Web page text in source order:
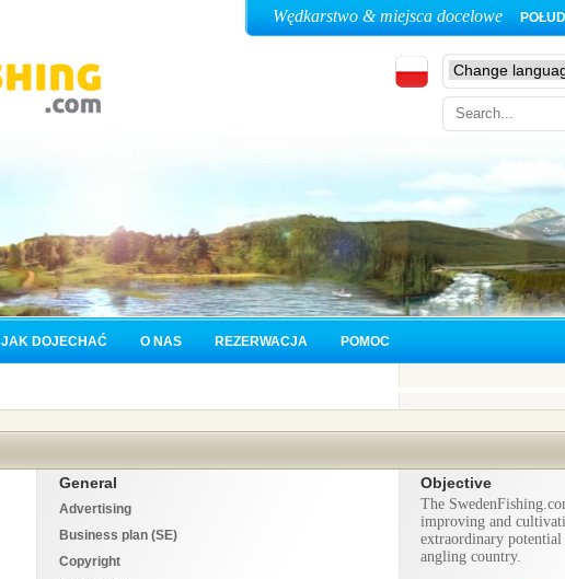
Wędkarstwo & miejsca docelowe
JAK DOJECHAĆ O NAS REZERWACJA POMOC
General
Advertising
Business plan (SE)
Copyright
Objective
The
improving and
extraordinary potential
angling country.